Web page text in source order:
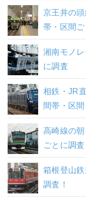
京王井の
帯・区間ご
湘南モノ
に調査
相鉄・JR
間帯・区
高崎線の
ごとに調査
箱根登山
調査！